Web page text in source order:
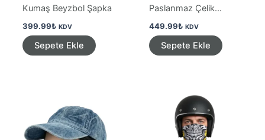
Kumaş Beyzbol Şapka
399.99₺ KDV
Sepete Ekle
Paslanmaz Çelik
Unisex Takı
449.99₺ KDV
Sepete Ekle